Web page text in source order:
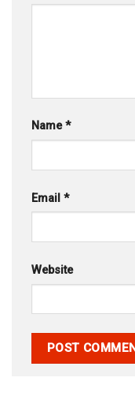
Name*
Email *
Website